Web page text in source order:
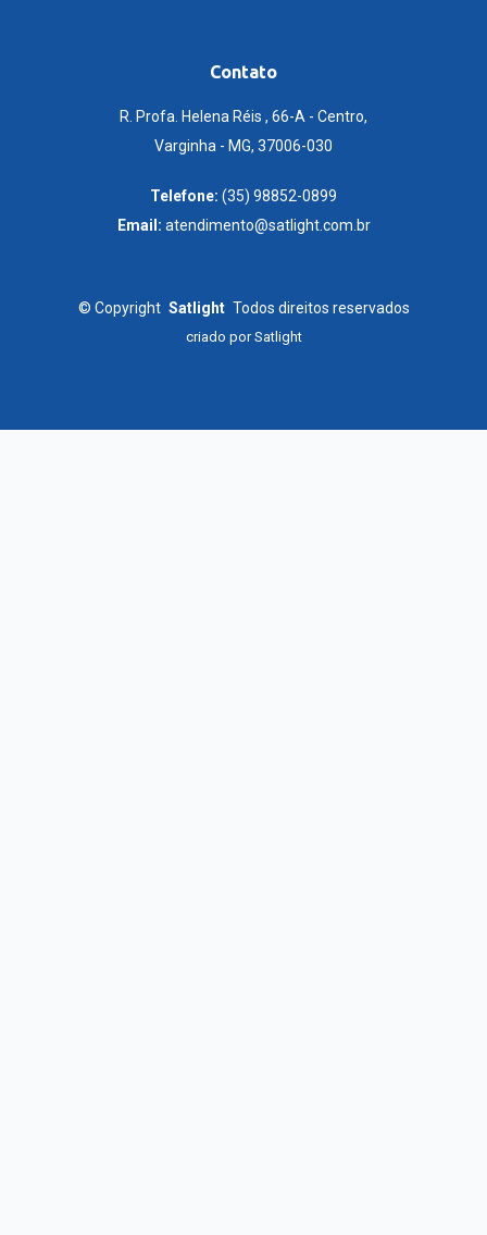
Contato
R. Profa. Helena Réis , 66-A - Centro,
Varginha - MG, 37006-030
Telefone: (35) 98852-0899
Email: atendimento@satlight.com.br
© Copyright Satlight Todos direitos reservados
criado porSatlight